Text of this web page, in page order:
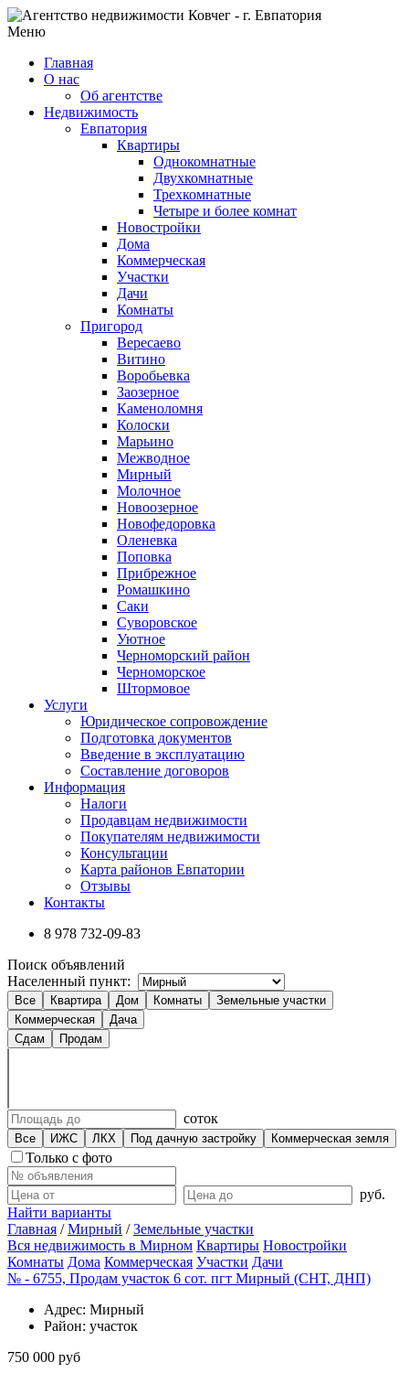
Меню
Главная
О нас
Об агентстве
Недвижимость
Евпатория
Квартиры
Однокомнатные
Двухкомнатные
Трехкомнатные
Четыре и более комнат
Новостройки
Дома
Коммерческая
Участки
Дачи
Комнаты
Пригород
Вересаево
Витино
Воробьевка
Заозерное
Каменоломня
Колоски
Марьино
Межводное
Мирный
Молочное
Новоозерное
Новофедоровка
Оленевка
Поповка
Прибрежное
Ромашкино
Саки
Суворовское
Уютное
Черноморский район
Черноморское
Штормовое
Услуги
Юридическое сопровождение
Подготовка документов
Введение в эксплуатацию
Составление договоров
Информация
Налоги
Продавцам недвижимости
Покупателям недвижимости
Консультации
Карта районов Евпатории
Отзывы
Контакты
8 978 732-09-83
Поиск объявлений
Населенный пункт:
Все Квартира Дом Комнаты
Земельные участки
Коммерческая
Дача
Сдам
Продам
соток
Все ИЖС ЛКХ Под дачную застройку Коммерческая земля
Только с фото
руб.
Найти варианты
Главная /Мирный /Земельные участки
Вся недвижимость в Мирном Квартиры Новостройки
Комнаты Дома Коммерческая Участки Дачи
№ - 6755, Продам участок 6 сот. пгт Мирный (СНТ, ДНП)
Адрес: Мирный
Район: участок
750 000 руб